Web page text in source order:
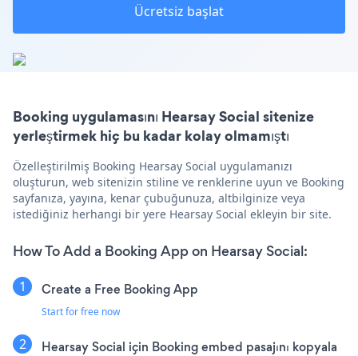
Ücretsiz başlat
Booking uygulamasını Hearsay Social sitenize
yerleştirmek hiç bu kadar kolay olmamıştı
Özelleştirilmiş Booking Hearsay Social uygulamanızı
oluşturun, web sitenizin stiline ve renklerine uyun ve Booking
sayfanıza, yayına, kenar çubuğunuza, altbilginize veya
istediğiniz herhangi bir yere Hearsay Social ekleyin bir site.
How To Add a Booking App on Hearsay Social:
Create a Free Booking App
Start for free now
Hearsay Social için Booking embed pasajını kopyala